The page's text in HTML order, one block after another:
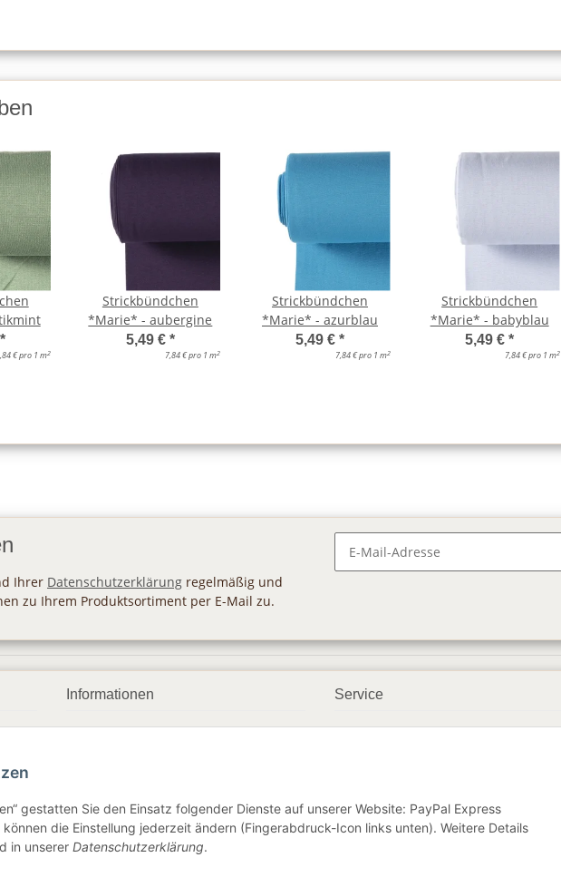
*
€ pro 1 m2
Strickbündchen
*Marie* - aubergine
5,49 € *
7,84 € pro 1 m2
Strickbündchen
*Marie* - azurblau
5,49 € *
7,84 € pro 1 m2
Strickbündchen
*Marie* - babyblau
5,49 €*
7,84 € pro 1 m2
Ihrer Datenschutzerklärung regelmäßig und
zu Ihrem Produktsortiment per E-Mail zu.
Informationen
Newsletter
Service
gestatten Sie den Einsatz folgender Dienste auf unserer Website: PayPal Express
die Einstellung jederzeit ändern (Fingerabdruck-Icon links unten). Weitere Details
in unserer Datenschutzerklärung.